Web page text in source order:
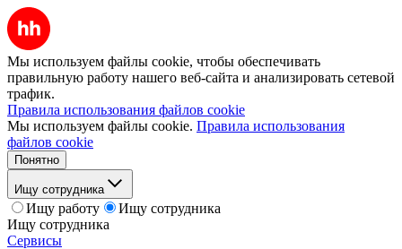
Мы используем файлы cookie, чтобы обеспечивать
правильную работу нашего веб-сайта и анализировать сетевой
трафик.
Правила использования файлов cookie
Мы используем файлы cookie. Правила использования
файлов cookie
Понятно
Ищу сотрудника
Ищу работу
Ищу сотрудника
Ищу сотрудника
Сервисы